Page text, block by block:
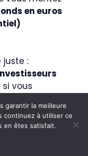
en euros
juste :
si vous
patrimoine à
fonds en
son
premiers
garantir la meilleure
continuez à utiliser ce
en êtes satisfait.